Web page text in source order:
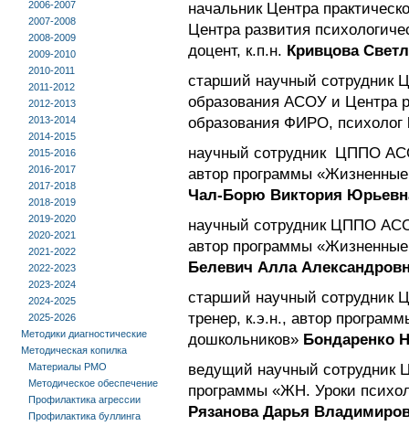
начальник Центра
Центра развития
доцент, к.п.н. Кривцова
старший научный сотрудник
образования АСОУ и Центра
образования ФИРО, психолог
научный сотрудник ЦППО
автор программы
Чал-Борю Виктория
научный сотрудник ЦППО
автор программы
Белевич Алла
старший научный
тренер, к.э.н., автор
дошкольников» Бондаренко
ведущий научный
программы «ЖН. Уроки
Рязанова Дарья
2006-2007
2007-2008
2008-2009
2009-2010
2010-2011
2011-2012
2012-2013
2013-2014
2014-2015
2015-2016
2016-2017
2017-2018
2018-2019
2019-2020
2020-2021
2021-2022
2022-2023
2023-2024
2024-2025
2025-2026
Методики диагностические
Методическая копилка
Материалы РМО
Методическое обеспечение
Профилактика агрессии
Профилактика буллинга